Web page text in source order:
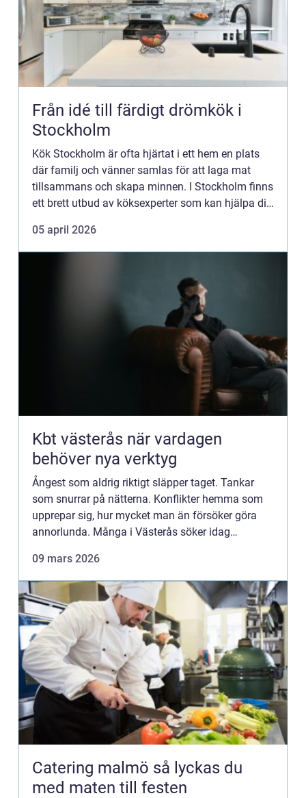
Från idé till färdigt drömkök i
Stockholm
Kök Stockholm är ofta hjärtat i ett hem en plats
där familj och vänner samlas för att laga mat
tillsammans och skapa minnen. I Stockholm finns
ett brett utbud av köksexperter som kan hjälpa dig
05 april 2026
Kbt västerås när vardagen
behöver nya verktyg
Ångest som aldrig riktigt släpper taget. Tankar
som snurrar på nätterna. Konflikter hemma som
upprepar sig, hur mycket man än försöker göra
annorlunda. Många i Västerås söker idag
börja må bättre och...
09 mars 2026
Catering malmö så lyckas du
med maten till festen